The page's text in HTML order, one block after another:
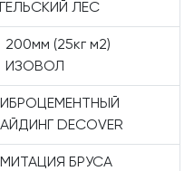
ЛЕС
200мм (25кг м2)
ИЗОВОЛ
DECOVER
БРУСА